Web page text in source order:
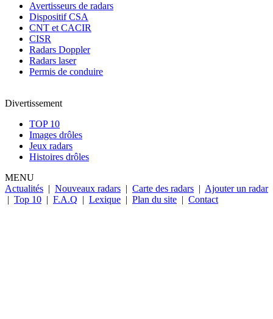
Avertisseurs de radars
Dispositif CSA
CNT et CACIR
CISR
Radars Doppler
Radars laser
Permis de conduire
Divertissement
TOP 10
Images drôles
Jeux radars
Histoires drôles
MENU
Actualités | Nouveaux radars | Carte des radars | Ajouter un radar
| Top 10 | F.A.Q | Lexique | Plan du site | Contact